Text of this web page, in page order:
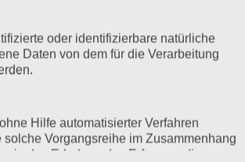
oder identifizierbare natürliche
Daten von dem für die Verarbeitung
Hilfe automatisierter Verfahren
Vorgangsreihe im Zusammenhang
das Erheben, das Erfassen, die